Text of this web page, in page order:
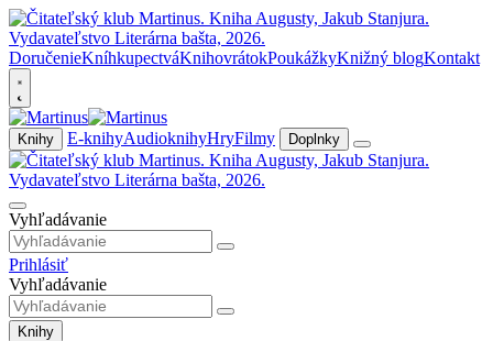
DoručenieKníhkupectváKnihovrátokPoukážkyKnižný blogKontakt
Knihy E-knihyAudioknihyHryFilmy Doplnky
Vyhľadávanie
Prihlásiť
Vyhľadávanie
Knihy